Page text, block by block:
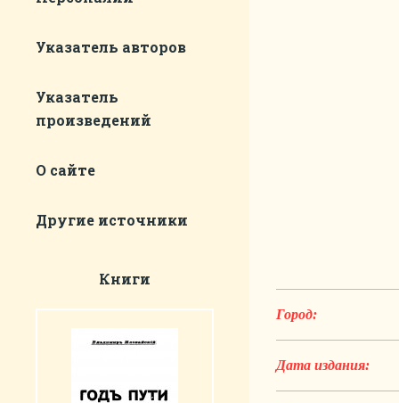
Указатель авторов
Указатель
произведений
О сайте
Другие источники
Книги
Город:
Дата издания: